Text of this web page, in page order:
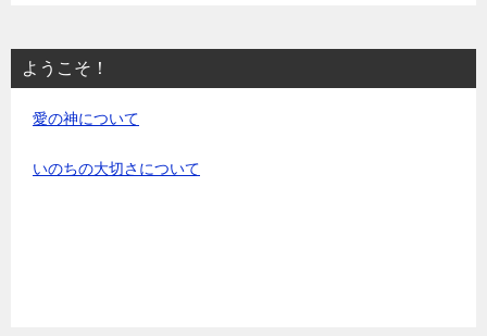
ようこそ！
愛の神について
いのちの大切さについて